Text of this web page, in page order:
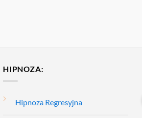
HIPNOZA:
Hipnoza Regresyjna